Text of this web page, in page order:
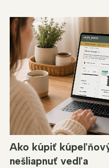
Ako kúpiť
nešliapnuť vedľa